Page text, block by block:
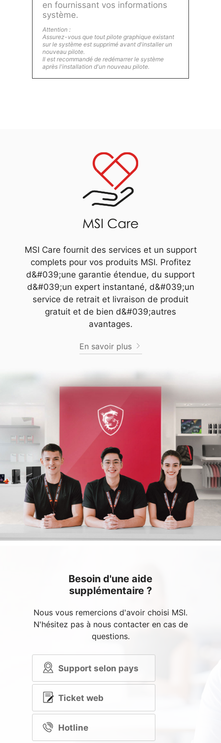
en fournissant vos informations
système.
Attention :
Assurez-vous que tout pilote graphique existant
sur le système est supprimé avant d'installer un
nouveau pilote.
Il est recommandé de redémarrer le système
après l'installation d'un nouveau pilote.
MSI Care fournit des services et un support
complets pour vos produits MSI. Profitez
d&#039;une garantie étendue, du support
d&#039;un expert instantané, d&#039;un
service de retrait et livraison de produit
gratuit et de bien d&#039;autres
avantages.
En savoir plus
Besoin d'une aide
supplémentaire ?
Nous vous remercions d'avoir choisi MSI.
N'hésitez pas à nous contacter en cas de
questions.
Support selon pays
Ticket web
Hotline